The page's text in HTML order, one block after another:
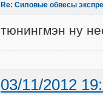
Re: Силовые обвесы
тюнингмэн ну
03/11/2012